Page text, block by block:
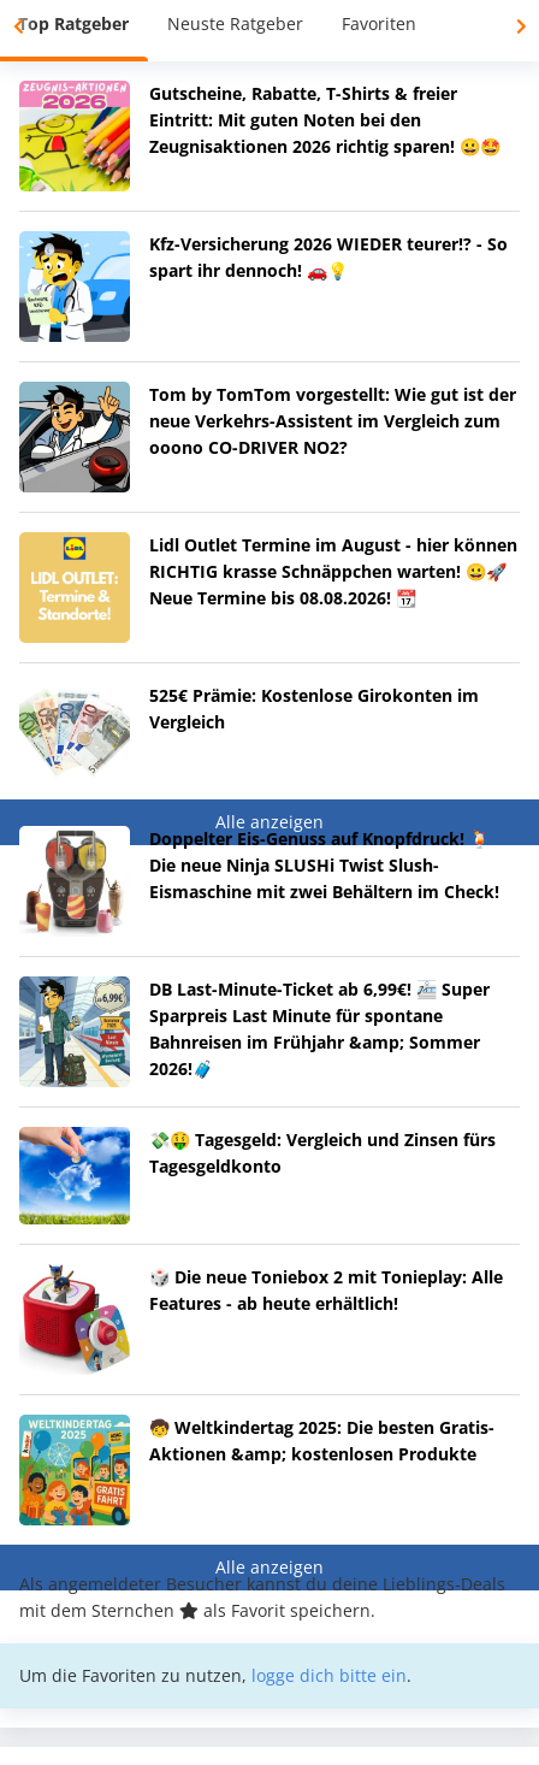
Top Ratgeber Neuste Ratgeber Favoriten
Gutscheine, Rabatte, T-Shirts & freier
Eintritt: Mit guten Noten bei den
Zeugnisaktionen 2026 richtig sparen! 😀🤩
Kfz-Versicherung 2026 WIEDER teurer!? - So
spart ihr dennoch! 🚗💡
Tom by TomTom vorgestellt: Wie gut ist der
neue Verkehrs-Assistent im Vergleich zum
ooono CO-DRIVER NO2?
Lidl Outlet Termine im August - hier können
RICHTIG krasse Schnäppchen warten! 😀🚀
Neue Termine bis 08.08.2026! 📆
525€ Prämie: Kostenlose Girokonten im
Vergleich
Alle anzeigen
Doppelter Eis-Genuss auf Knopfdruck! 🍹
Die neue Ninja SLUSHi Twist Slush-
Eismaschine mit zwei Behältern im Check!
DB Last-Minute-Ticket ab 6,99€! 🚈 Super
Sparpreis Last Minute für spontane
Bahnreisen im Frühjahr &amp; Sommer
2026!🧳
💸🤑 Tagesgeld: Vergleich und Zinsen fürs
Tagesgeldkonto
🎲 Die neue Toniebox 2 mit Tonieplay: Alle
Features - ab heute erhältlich!
🧒 Weltkindertag 2025: Die besten Gratis-
Aktionen &amp; kostenlosen Produkte
Alle anzeigen
Als angemeldeter Besucher kannst du deine Lieblings-Deals
mit dem Sternchen
als Favorit speichern.
Um die Favoriten zu nutzen, logge dich bitte ein.